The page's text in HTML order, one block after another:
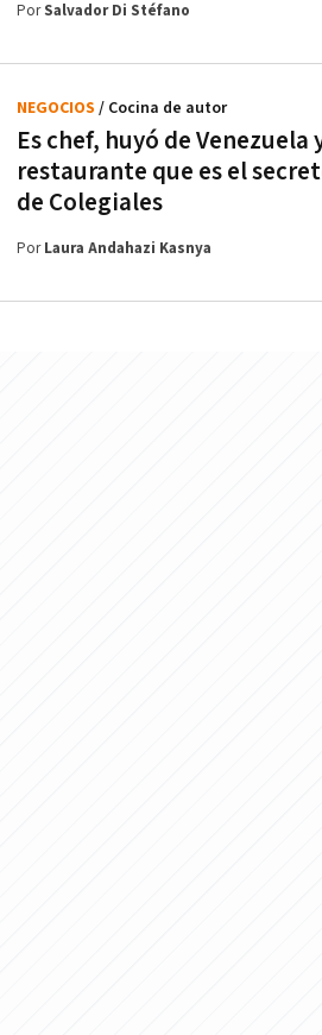
PorSalvador Di Stéfano
Es chef, huyó de Venezuela
restaurante que es el
de Colegiales
NEGOCIOS / Cocina de autor
PorLaura Andahazi Kasnya